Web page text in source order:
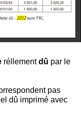
réllementdû par le
pas
dû imprimé avec